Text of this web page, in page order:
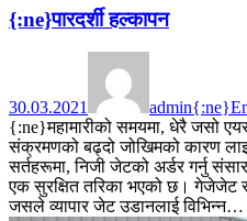
{:ne}पारदर्शी हल्कापन
30.03.2021 admin
{:ne}महामारीको समयमा, धेरै जसो
संक्रमणको बढ्दो जोखिमको कारण
सर्तहरूमा, निजी जेटको अर्डर गर्नु
एक सुरक्षित तरिका भएको छ। गेजेजेट
जसले व्यापार जेट उडानलाई विभिन्न…